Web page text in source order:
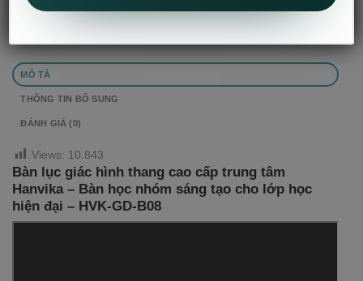
MÔ TẢ
THÔNG TIN BỔ SUNG
ĐÁNH GIÁ (0)
Views: 10.843
Bàn lục giác hình thang cao cấp trung tâm
Hanvika – Bàn học nhóm sáng tạo cho lớp học
hiện đại – HVK-GD-B08